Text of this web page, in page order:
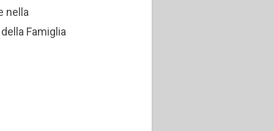
nella
Famiglia